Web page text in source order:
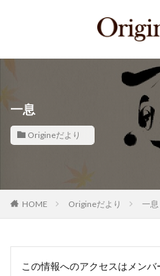
一息
Origineだより
HOME Origineだより 一息
この情報へのアクセスはメン